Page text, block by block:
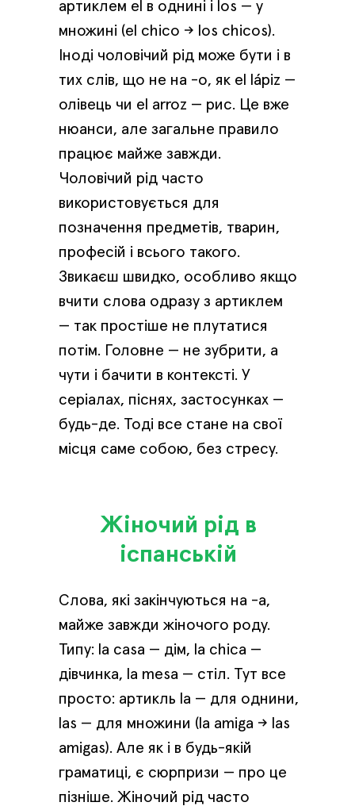
Жіночий рід в
іспанській
Слова, які закінчуються на -а,
майже завжди жіночого роду.
Типу: la casa — дім, la chica —
дівчинка, la mesa — стіл. Тут все
просто: артикль la — для однини,
las — для множини (la amiga → las
amigas). Але як і в будь-якій
граматиці, є сюрпризи — про це
пізніше. Жіночий рід часто
артиклем el в однині і los — у
множині (el chico → los chicos).
Іноді чоловічий рід може бути і в
тих слів, що не на -о, як el lápiz —
олівець чи el arroz — рис. Це вже
нюанси, але загальне правило
працює майже завжди.
Чоловічий рід часто
використовується для
позначення предметів, тварин,
професій і всього такого.
Звикаєш швидко, особливо якщо
вчити слова одразу з артиклем
— так простіше не плутатися
потім. Головне — не зубрити, а
чути і бачити в контексті. У
серіалах, піснях, застосунках —
будь-де. Тоді все стане на свої
місця саме собою, без стресу.